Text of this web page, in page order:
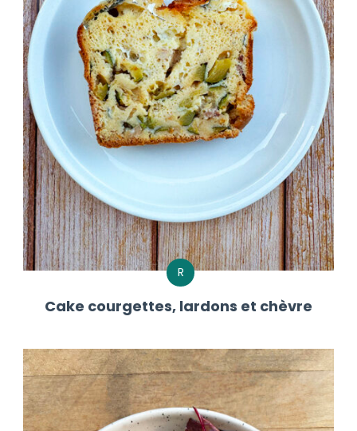
R
Cake courgettes, lardons et chèvre